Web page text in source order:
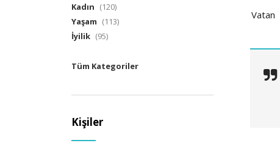
Vatan
Kadın (120)
Yaşam (113)
İyilik (95)
Tüm Kategoriler
Kişiler